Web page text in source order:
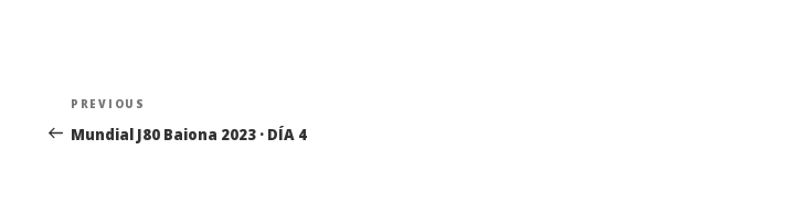
Navegación
de
Previous
Post
PREVIOUS
Mundial J80 Baiona 2023 · DÍA 4